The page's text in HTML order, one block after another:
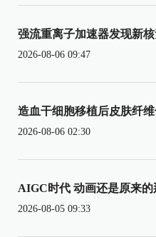
强流重离子加速器发现新核
2026-08-06 09:47
造血干细胞移植后皮肤纤
2026-08-06 02:30
AIGC时代 动画还是原来的
2026-08-05 09:33